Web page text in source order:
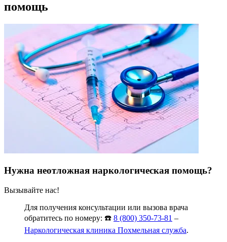
помощь
Нужна неотложная наркологическая помощь?
Вызывайте нас!
Для получения консультации или вызова врача
обратитесь по номеру: ☎️ 8 (800) 350-73-81 –
Наркологическая клиника Похмельная служба.